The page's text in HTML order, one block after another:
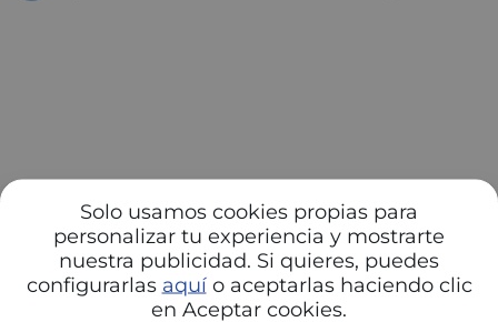
Solo usamos cookies propias para
personalizar tu experiencia y mostrarte
nuestra publicidad. Si quieres, puedes
configurarlas aquío aceptarlas haciendo clic
en Aceptar cookies.